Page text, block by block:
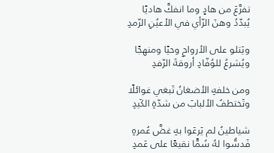
تفرَّعَ من هادٍ وما انفكَّ هاديًا
يُبدّدُ وهنَ الرّأي في الأعيُنِ الرّمدِ
ويَتلو على الأرواحِ وحيًا ومنهجًا
ويُشرعُ للوُفّادِ أروقةَ الرّفدِ
ومن خلفهِ الأضغانُ تَبغي غوائلًا
وتَختطفُ الألبابَ من شدّةِ الكَيدِ
شياطينُ لم يَرعَوا بهِ غضَّ عُمرهِ
فَدسُّوا لهُ سُمًّا نقيعًا على عَمدِ